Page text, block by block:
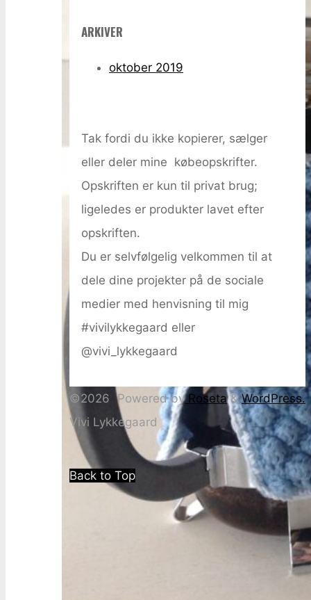
ARKIVER
oktober 2019
Tak fordi du ikke kopierer, sælger
eller deler mine købeopskrifter.
Opskriften er kun til privat brug;
ligeledes er produkter lavet efter
opskriften.
Du er selvfølgelig velkommen til at
dele dine projekter på de sociale
medier med henvisning til mig
#vivilykkegaard eller
@vivi_lykkegaard
Powered byRoseta&WordPress.
©2026
Vivi Lykkegaard
Back to Top